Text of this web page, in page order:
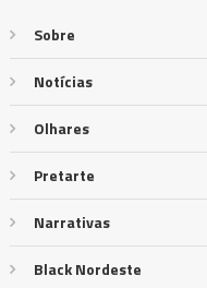
Sobre
Notícias
Olhares
Pretarte
Narrativas
Black Nordeste